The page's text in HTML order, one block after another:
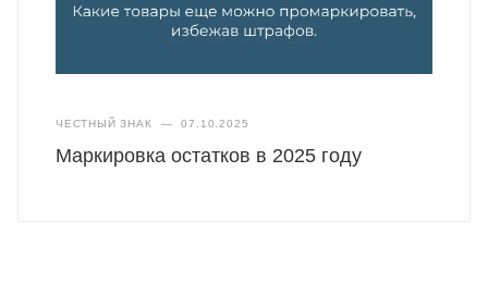
ЧЕСТНЫЙ ЗНАК — 07.10.2025
Маркировка остатков в 2025 году